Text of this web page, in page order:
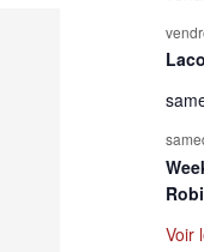
Voir